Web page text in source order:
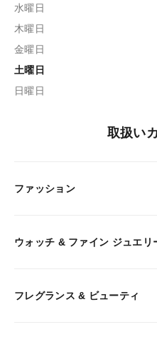
水曜日
木曜日
金曜日
土曜日
日曜日
取扱い
ファッション
ウォッチ & ファイン ジュエリ
フレグランス & ビューティ